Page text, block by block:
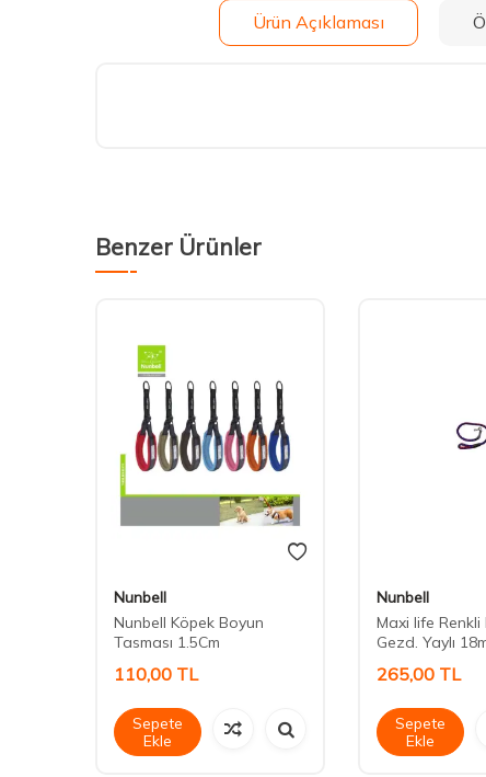
Ürün Açıklaması
Benzer Ürünler
Nunbell
Nunbell Köpek Boyun
Tasması 1.5Cm
110,00 TL
Sepete
Ekle
Nunbell
Maxi life Renkli
Gezd. Yaylı
265,00 TL
Sepete
Ekle